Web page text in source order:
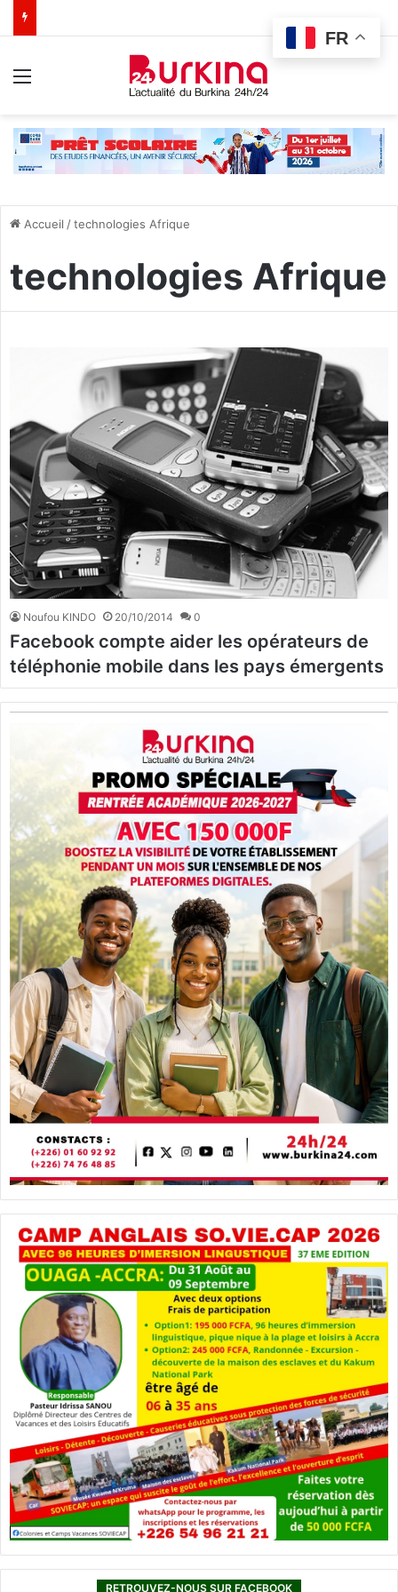
Accueil /technologies Afrique
technologies Afrique
Noufou KINDO 20/10/2014 0
Facebook compte aider les opérateurs de
téléphonie mobile dans les pays émergents
RETROUVEZ-NOUS SUR FACEBOOK
FR